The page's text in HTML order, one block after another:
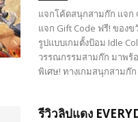
แจกโค้ดสนุกสามก๊ก แจก
แจก Gift Code ฟรี! ของ
รูปแบบเกมตั้งป้อม Idle
วรรณกรรมสามก๊ก มาพร้
พิเศษ! ทางเกมสนุกสามก๊
รีวิวลิปแดง